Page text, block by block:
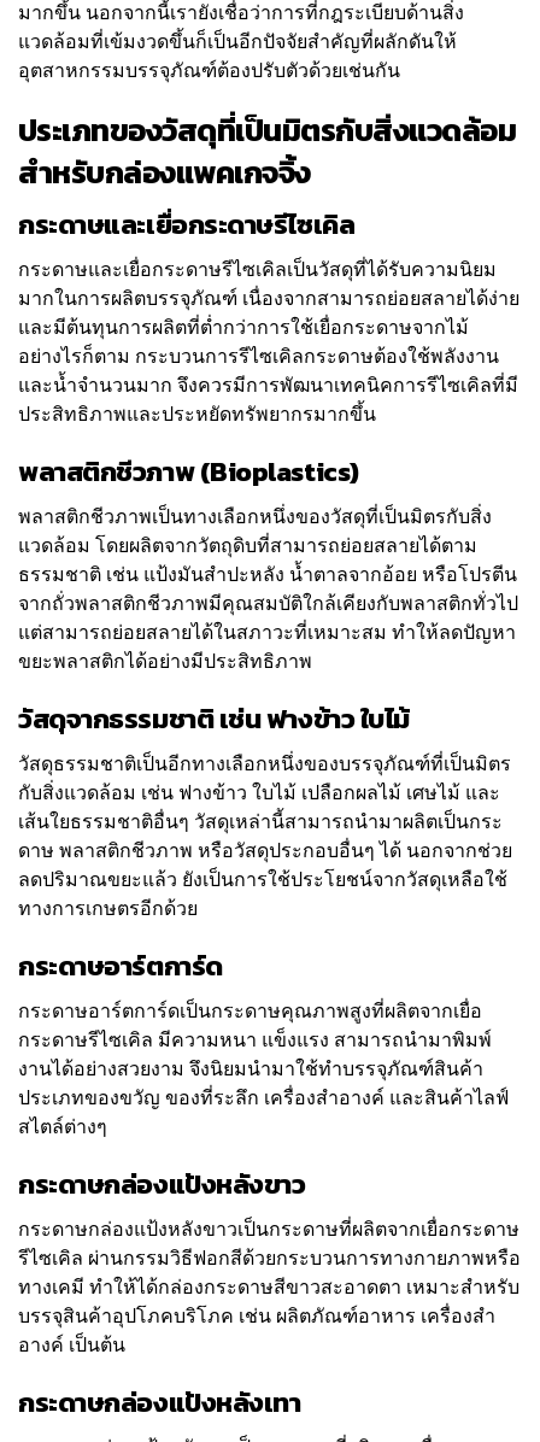
มากขึ้น นอกจากนี้เรายังเชื่อว่าการที่กฎระเบียบด้านสิ่ง
แวดล้อมที่เข้มงวดขึ้นก็เป็นอีกปัจจัยสำคัญที่ผลักดันให้
อุตสาหกรรมบรรจุภัณฑ์ต้องปรับตัวด้วยเช่นกัน
ประเภทของวัสดุที่เป็นมิตรกับสิ่งแวดล้อม
สำหรับกล่องแพคเกจจิ้ง
กระดาษและเยื่อกระดาษรีไซเคิล
กระดาษและเยื่อกระดาษรีไซเคิลเป็นวัสดุที่ได้รับความนิยม
มากในการผลิตบรรจุภัณฑ์ เนื่องจากสามารถย่อยสลายได้ง่าย
และมีต้นทุนการผลิตที่ต่ำกว่าการใช้เยื่อกระดาษจากไม้
อย่างไรก็ตาม กระบวนการรีไซเคิลกระดาษต้องใช้พลังงาน
และน้ำจำนวนมาก จึงควรมีการพัฒนาเทคนิคการรีไซเคิลที่มี
ประสิทธิภาพและประหยัดทรัพยากรมากขึ้น
พลาสติกชีวภาพ (Bioplastics)
พลาสติกชีวภาพเป็นทางเลือกหนึ่งของวัสดุที่เป็นมิตรกับสิ่ง
แวดล้อม โดยผลิตจากวัตถุดิบที่สามารถย่อยสลายได้ตาม
ธรรมชาติ เช่น แป้งมันสำปะหลัง น้ำตาลจากอ้อย หรือโปรตีน
จากถั่วพลาสติกชีวภาพมีคุณสมบัติใกล้เคียงกับพลาสติกทั่วไป
แต่สามารถย่อยสลายได้ในสภาวะที่เหมาะสม ทำให้ลดปัญหา
ขยะพลาสติกได้อย่างมีประสิทธิภาพ
วัสดุจากธรรมชาติ เช่น ฟางข้าว ใบไม้
วัสดุธรรมชาติเป็นอีกทางเลือกหนึ่งของบรรจุภัณฑ์ที่เป็นมิตร
กับสิ่งแวดล้อม เช่น ฟางข้าว ใบไม้ เปลือกผลไม้ เศษไม้ และ
เส้นใยธรรมชาติอื่นๆ วัสดุเหล่านี้สามารถนำมาผลิตเป็นกระ
ดาษ พลาสติกชีวภาพ หรือวัสดุประกอบอื่นๆ ได้ นอกจากช่วย
ลดปริมาณขยะแล้ว ยังเป็นการใช้ประโยชน์จากวัสดุเหลือใช้
ทางการเกษตรอีกด้วย
กระดาษอาร์ตการ์ด
กระดาษอาร์ตการ์ดเป็นกระดาษคุณภาพสูงที่ผลิตจากเยื่อ
กระดาษรีไซเคิล มีความหนา แข็งแรง สามารถนำมาพิมพ์
งานได้อย่างสวยงาม จึงนิยมนำมาใช้ทำบรรจุภัณฑ์สินค้า
ประเภทของขวัญ ของที่ระลึก เครื่องสำอางค์ และสินค้าไลฟ์
สไตล์ต่างๆ
กระดาษกล่องแป้งหลังขาว
กระดาษกล่องแป้งหลังขาวเป็นกระดาษที่ผลิตจากเยื่อกระดาษ
รีไซเคิล ผ่านกรรมวิธีฟอกสีด้วยกระบวนการทางกายภาพหรือ
ทางเคมี ทำให้ได้กล่องกระดาษสีขาวสะอาดตา เหมาะสำหรับ
บรรจุสินค้าอุปโภคบริโภค เช่น ผลิตภัณฑ์อาหาร เครื่องสำ
อางค์ เป็นต้น
กระดาษกล่องแป้งหลังเทา